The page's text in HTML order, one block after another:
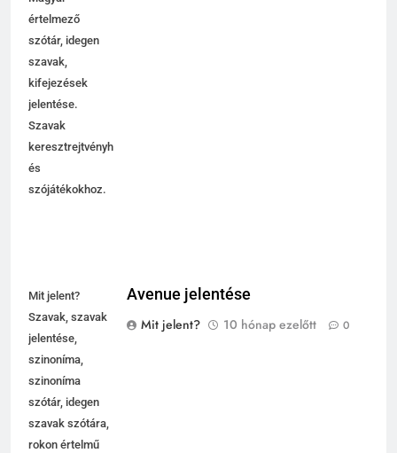
Magyar
értelmező
szótár, idegen
szavak,
kifejezések
jelentése.
Szavak
keresztrejtvényhez
Mit jelent?
Szavak, szavak
jelentése,
szinoníma,
szinoníma
szótár, idegen
szavak szótára,